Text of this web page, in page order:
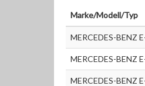
Marke/Modell/Typ
MERCEDES-BENZ
MERCEDES-BENZ
MERCEDES-BENZ